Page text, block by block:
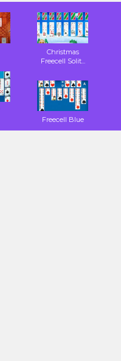
Christmas
Freecell Solit...
Freecell Blue